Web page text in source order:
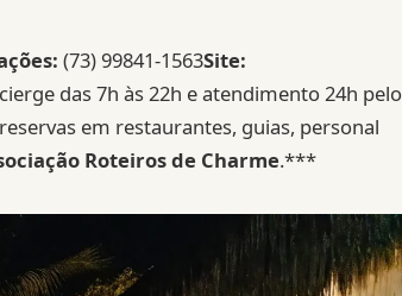
(73) 99841-1563Site:
das 7h às 22h e atendimento 24h pelo
em restaurantes, guias, personal
Roteiros de Charme.***